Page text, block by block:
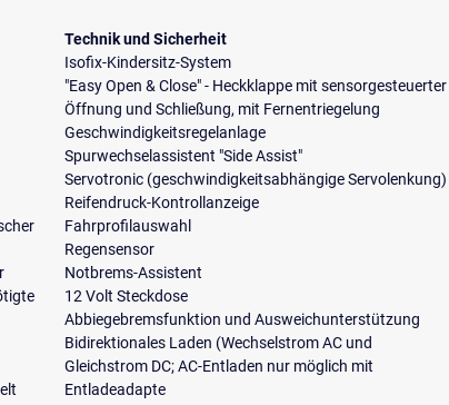
Technik und Sicherheit
Isofix-Kindersitz-System
"Easy Open & Close" - Heckklappe mit sensorgesteuerter
Öffnung und Schließung, mit Fernentriegelung
Geschwindigkeitsregelanlage
Spurwechselassistent "Side Assist"
Servotronic (geschwindigkeitsabhängige Servolenkung)
Reifendruck-Kontrollanzeige
Fahrprofilauswahl
Regensensor
Notbrems-Assistent
12 Volt Steckdose
Abbiegebremsfunktion und Ausweichunterstützung
Bidirektionales Laden (Wechselstrom AC und
Gleichstrom DC; AC-Entladen nur möglich mit
Entladeadapte